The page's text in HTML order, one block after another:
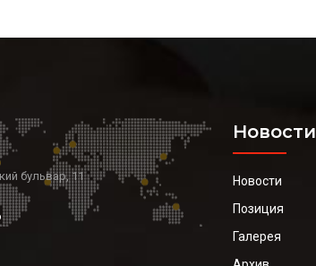
бульвар, 11
Новости
Новости
Позиция
Галерея